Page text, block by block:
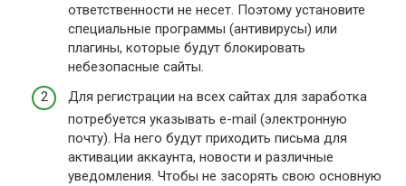
ответственности не несет. Поэтому установите
специальные программы (антивирусы) или
плагины, которые будут блокировать
небезопасные сайты.
Для регистрации на всех сайтах для заработка
потребуется указывать e-mail (электронную
почту). На него будут приходить письма для
активации аккаунта, новости и различные
уведомления. Чтобы не засорять свою основную